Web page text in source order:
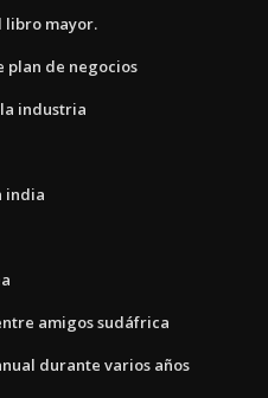
libro mayor.
plan de negocios
industria
india
amigos sudáfrica
durante varios años